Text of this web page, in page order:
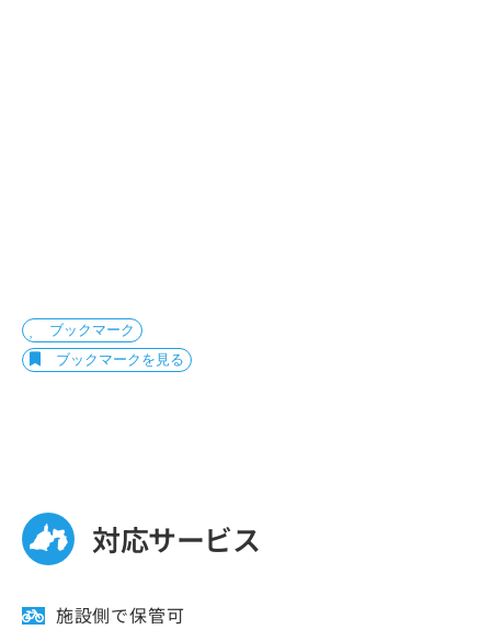
ブックマーク
ブックマークを見る
対応サービス
施設側で保管可